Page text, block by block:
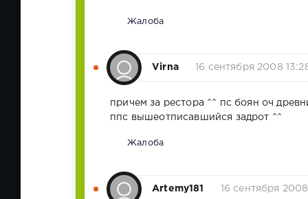
Жалоба
Virna 16 сентября 2008
причем за рестора ^^ пс боян оч
ппс вышеотписавшийся задрот ^^
Жалоба
Artemy181 16 сентября